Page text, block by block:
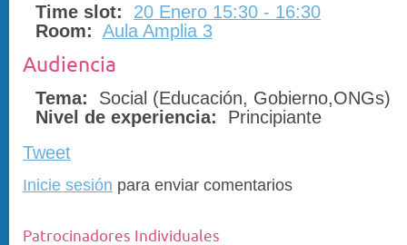
Time slot:
20 Enero 15:30 - 16:30
Room: Aula Amplia 3
Audiencia
Tema:
Social (Educación, Gobierno,ONGs)
Nivel de experiencia:
Principiante
Tweet
Inicie sesión para enviar comentarios
Patrocinadores Individuales